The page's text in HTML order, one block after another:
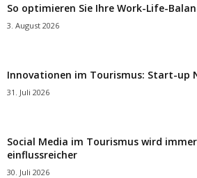
So optimieren Sie Ihre Work-Life-
3. August 2026
Innovationen im Tourismus: Start-up
31. Juli 2026
Social Media im Tourismus wird immer
einflussreicher
30. Juli 2026